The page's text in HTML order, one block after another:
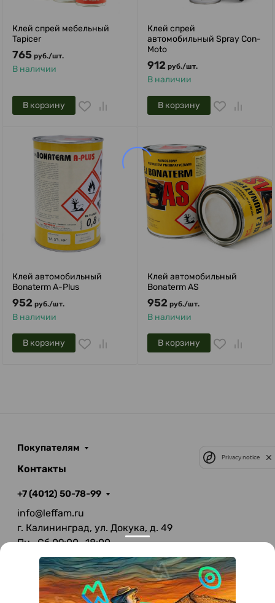
Клей спрей мебельный
Tapicer
765 руб./шт.
В наличии
В корзину
Клей cпрей
автомобильный Spray Con-
Moto
912 руб./шт.
В наличии
В корзину
Клей автомобильный
Bonaterm A-Plus
952 руб./шт.
В наличии
В корзину
Клей автомобильный
Bonaterm AS
952 руб./шт.
В наличии
В корзину
Покупателям
Контакты
+7 (4012) 50-78-99
info@leffam.ru
г. Калининград, ул. Докука, д. 49
Пн—Сб 09:00—18:00
Вс—Выходной
Privacy notice